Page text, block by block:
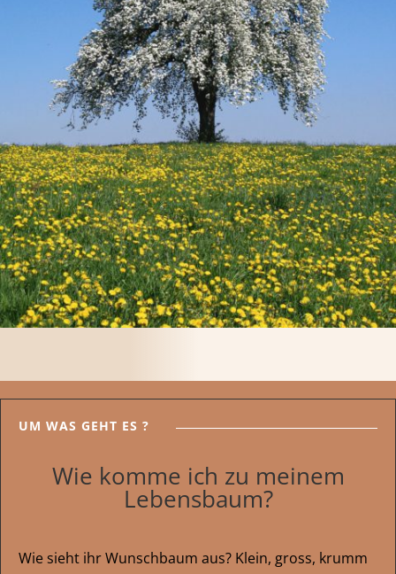
UM WAS GEHT ES ?
Wie komme ich zu meinem
Lebensbaum?
Wie sieht ihr Wunschbaum aus? Klein, gross, krumm